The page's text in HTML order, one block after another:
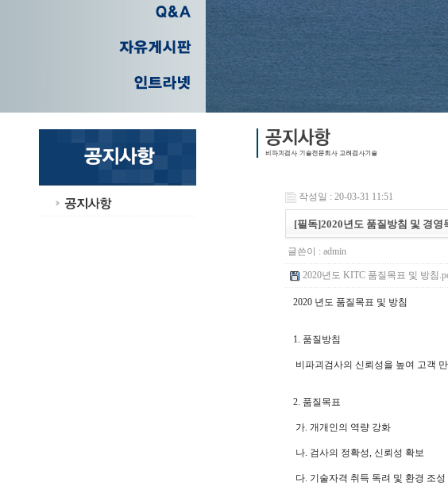
작성일 : 20-03-31 11:51
[필독]2020년도 품질방침 및 경영
글쓴이 : admin
2020년도 KITC 품질목표 및 방침
2020 년도 품질목표 및 방침
1. 품질방침
비파괴검사의 신뢰성을 높여 고객
2. 품질목표
가. 개개인의 역량 강화
나. 검사의 정확성, 신뢰성 확보
다. 기술자격 취득 독려 및 환경 조성